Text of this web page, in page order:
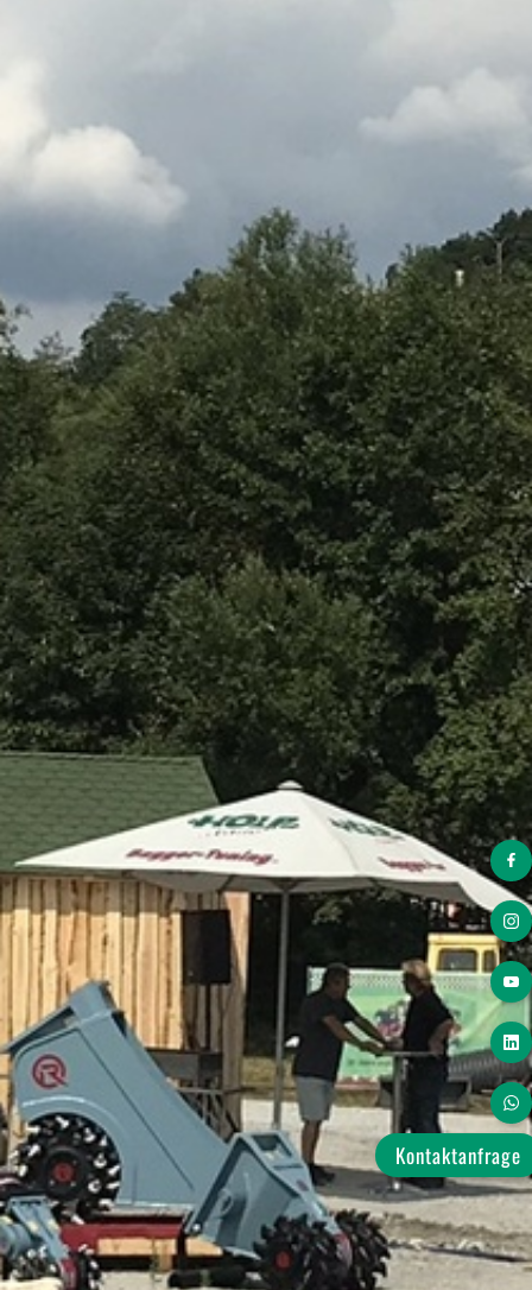
Schaufelseparatoren
Betonmischschaufeln
Produkte
Terra Star® Schaufelseparator
Terra Star® Ecoline
Terra Star® Greenline
Terra Star® Compactline
Terra Star® Powerline
Powermixer Betonmischschaufel
Modularis Multifunktionsgreifer
ROCKCRUSHER
ROCKCRUSHER 7 R
ROCKCRUSHER 9 R
ROCKCRUSHER 11 R
ROCKCRUSHER 13 R
BLEND
Aktuelles
Kontaktanfrage